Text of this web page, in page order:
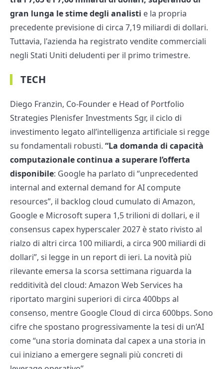
gran lunga le stime degli analisti e la propria
precedente previsione di circa 7,19 miliardi di dollari.
Tuttavia, l'azienda ha registrato vendite commerciali
negli Stati Uniti deludenti per il primo trimestre.
TECH
Diego Franzin, Co-Founder e Head of Portfolio
Strategies Plenisfer Investments Sgr, il ciclo di
investimento legato all’intelligenza artificiale si regge
su fondamentali robusti. “La domanda di capacità
computazionale continua a superare l’offerta
disponibile: Google ha parlato di “unprecedented
internal and external demand for AI compute
resources”, il backlog cloud cumulato di Amazon,
Google e Microsoft supera 1,5 trilioni di dollari, e il
consensus capex hyperscaler 2027 è stato rivisto al
rialzo di altri circa 100 miliardi, a circa 900 miliardi di
dollari”, si legge in un report di ieri. La novità più
rilevante emersa la scorsa settimana riguarda la
redditività del cloud: Amazon Web Services ha
riportato margini superiori di circa 400bps al
consenso, mentre Google Cloud di circa 600bps. Sono
cifre che spostano progressivamente la tesi di un’AI
come “una storia dominata dal capex a una storia in
cui iniziano a emergere segnali più concreti di